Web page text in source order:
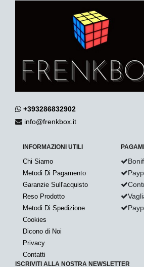
+393286832902
info@frenkbox.it
INFORMAZIONI UTILI
Chi Siamo
Metodi Di Pagamento
Garanzie Sull'acquisto
Reso Prodotto
Metodi Di Spedizione
Cookies
Dicono di Noi
Privacy
Contatti
ISCRIVITI ALLA NOSTRA NEWSLETTER